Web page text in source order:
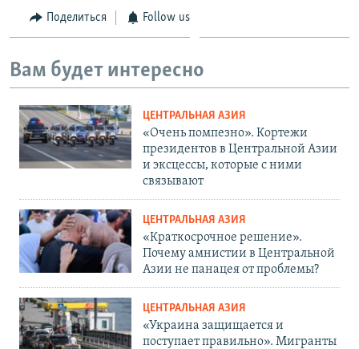
Поделиться Follow us
Вам будет интересно
ЦЕНТРАЛЬНАЯ АЗИЯ
«Очень помпезно». Кортежи
президентов в Центральной Азии
и эксцессы, которые с ними
связывают
ЦЕНТРАЛЬНАЯ АЗИЯ
«Краткосрочное решение».
Почему амнистии в Центральной
Азии не панацея от проблемы?
ЦЕНТРАЛЬНАЯ АЗИЯ
«Украина защищается и
поступает правильно». Мигранты